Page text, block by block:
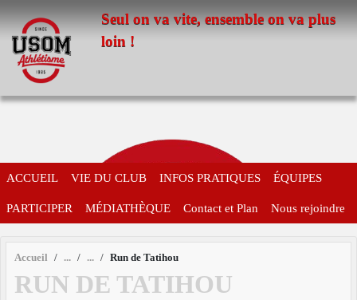
Seul on va vite, ensemble on va plus
loin !
ACCUEIL VIE DU CLUB INFOS PRATIQUES ÉQUIPES
PARTICIPER MÉDIATHÈQUE Contact et Plan Nous rejoindre
Accueil Run de Tatihou
RUN DE TATIHOU